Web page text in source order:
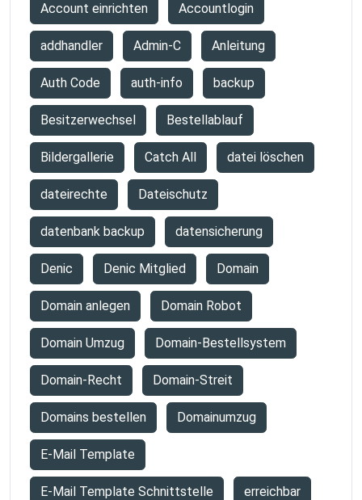
Account einrichten Accountlogin
addhandler Admin-C Anleitung
Auth Code auth-info backup
Besitzerwechsel Bestellablauf
Bildergallerie Catch All datei löschen
dateirechte Dateischutz
datenbank backup datensicherung
Denic Denic Mitglied Domain
Domain anlegen Domain Robot
Domain Umzug Domain-Bestellsystem
Domain-Recht Domain-Streit
Domains bestellen Domainumzug
E-Mail Template
E-Mail Template Schnittstelle erreichbar